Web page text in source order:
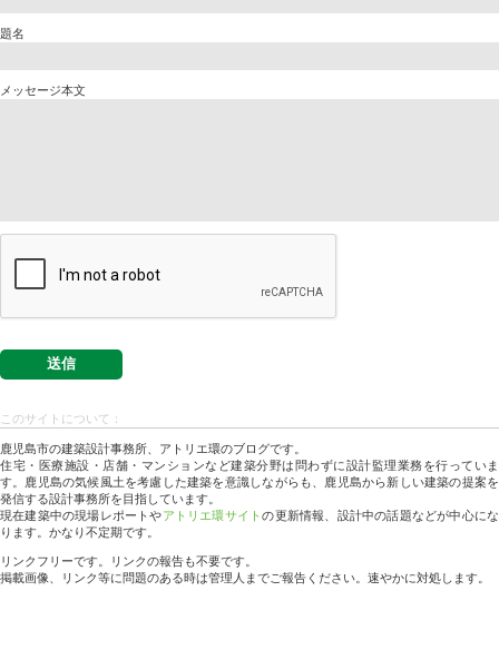
題名
メッセージ本文
このサイトについて：
鹿児島市の建築設計事務所、アトリエ環のブログです。
住宅・医療施設・店舗・マンションなど建築分野は問わずに設計監理業務を行っていま
す。鹿児島の気候風土を考慮した建築を意識しながらも、鹿児島から新しい建築の提案を
発信する設計事務所を目指しています。
現在建築中の現場レポートやアトリエ環サイトの更新情報、設計中の話題などが中心にな
ります。かなり不定期です。
リンクフリーです。リンクの報告も不要です。
掲載画像、リンク等に問題のある時は管理人までご報告ください。速やかに対処します。